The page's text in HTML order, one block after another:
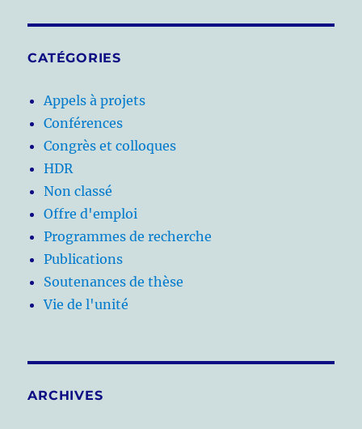
CATÉGORIES
Appels à projets
Conférences
Congrès et colloques
HDR
Non classé
Offre d'emploi
Programmes de recherche
Publications
Soutenances de thèse
Vie de l'unité
ARCHIVES